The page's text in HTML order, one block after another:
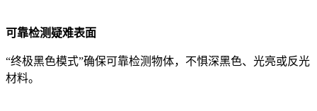
可靠检测疑难表面
“终极黑色模式”确保可靠检测物体，不惧深黑色、光亮或反光
材料。